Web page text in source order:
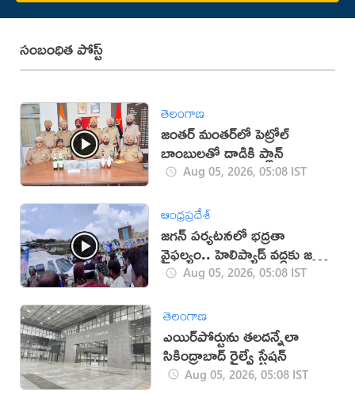
సంబంధిత పోస్ట్
తెలంగాణ
జంతర్ మంతర్‌లో పెట్రోల్
బాంబులతో దాడికి ప్లాన్
Aug 05, 2026, 05:08 IST
ఆంధ్రప్రదేశ్
జగన్ పర్యటనలో భద్రతా
వైఫల్యం.. హెలిప్యాడ్ వద్దకు జనం
(వీడియో)
Aug 05, 2026, 05:08 IST
తెలంగాణ
ఎయిర్‌పోర్టును తలదన్నేలా
సికింద్రాబాద్ రైల్వే స్టేషన్
Aug 05, 2026, 05:08 IST